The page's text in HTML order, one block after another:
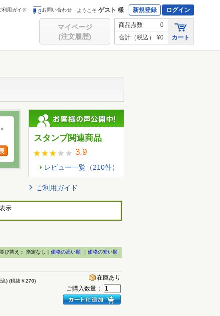
利用ガイド お問い合わせ ようこそ ゲスト 様 新規登録 ログイン
マイページ
(注文履歴)
商品点数
0
合計（税込）
¥0 カート
スタンプ関連商品
3.9
レビュー一覧（210件）
ご利用ガイド
示
並び替え： 指定なし | 価格の高い順 | 価格の安い順
込) (税抜￥270)
在庫あり
ご購入数量：